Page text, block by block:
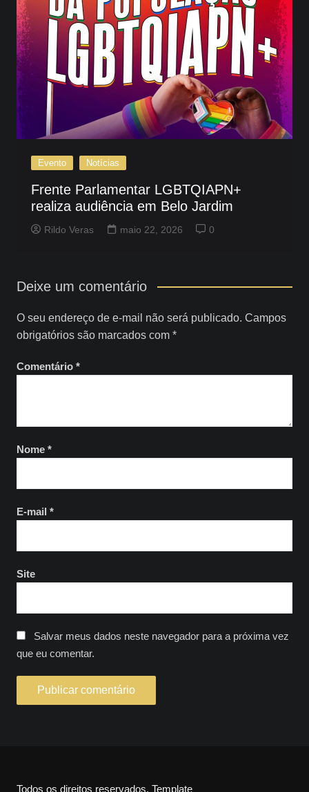
Evento Notícias
Frente Parlamentar LGBTQIAPN+
realiza audiência em Belo Jardim
Rildo Veras maio 22, 2026 0
Deixe um comentário
O seu endereço de e-mail não será publicado. Campos
obrigatórios são marcados com *
Comentário *
Nome *
E-mail *
Site
Salvar meus dados neste navegador para a próxima vez
que eu comentar.
Todos os direitos reservados. Template